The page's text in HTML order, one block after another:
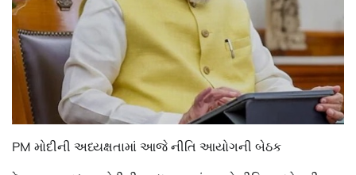
PM મોદીની અધ્યક્ષતામાં આજે નીતિ આયોગની બેઠક